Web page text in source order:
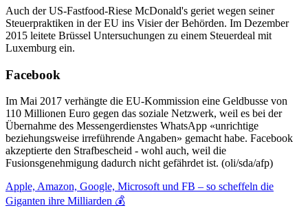
Auch der US-Fastfood-Riese McDonald's geriet wegen seiner
Steuerpraktiken in der EU ins Visier der Behörden. Im Dezember
2015 leitete Brüssel Untersuchungen zu einem Steuerdeal mit
Luxemburg ein.
Facebook
Im Mai 2017 verhängte die EU-Kommission eine Geldbusse von
110 Millionen Euro gegen das soziale Netzwerk, weil es bei der
Übernahme des Messengerdienstes WhatsApp «unrichtige
beziehungsweise irreführende Angaben» gemacht habe. Facebook
akzeptierte den Strafbescheid - wohl auch, weil die
Fusionsgenehmigung dadurch nicht gefährdet ist. (oli/sda/afp)
Apple, Amazon, Google, Microsoft und FB – so scheffeln die
Giganten ihre Milliarden 💰